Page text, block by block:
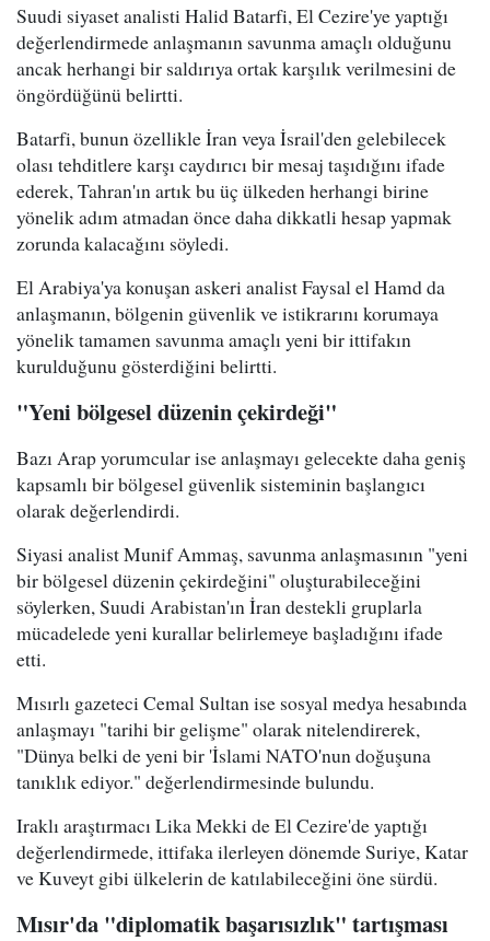
Suudi siyaset analisti Halid Batarfi, El Cezire'ye yaptığı
değerlendirmede anlaşmanın savunma amaçlı olduğunu
ancak herhangi bir saldırıya ortak karşılık verilmesini de
öngördüğünü belirtti.
Batarfi, bunun özellikle İran veya İsrail'den gelebilecek
olası tehditlere karşı caydırıcı bir mesaj taşıdığını ifade
ederek, Tahran'ın artık bu üç ülkeden herhangi birine
yönelik adım atmadan önce daha dikkatli hesap yapmak
zorunda kalacağını söyledi.
El Arabiya'ya konuşan askeri analist Faysal el Hamd da
anlaşmanın, bölgenin güvenlik ve istikrarını korumaya
yönelik tamamen savunma amaçlı yeni bir ittifakın
kurulduğunu gösterdiğini belirtti.
"Yeni bölgesel düzenin çekirdeği"
Bazı Arap yorumcular ise anlaşmayı gelecekte daha geniş
kapsamlı bir bölgesel güvenlik sisteminin başlangıcı
olarak değerlendirdi.
Siyasi analist Munif Ammaş, savunma anlaşmasının "yeni
bir bölgesel düzenin çekirdeğini" oluşturabileceğini
söylerken, Suudi Arabistan'ın İran destekli gruplarla
mücadelede yeni kurallar belirlemeye başladığını ifade
etti.
Mısırlı gazeteci Cemal Sultan ise sosyal medya hesabında
anlaşmayı "tarihi bir gelişme" olarak nitelendirerek,
"Dünya belki de yeni bir 'İslami NATO'nun doğuşuna
tanıklık ediyor." değerlendirmesinde bulundu.
Iraklı araştırmacı Lika Mekki de El Cezire'de yaptığı
değerlendirmede, ittifaka ilerleyen dönemde Suriye, Katar
ve Kuveyt gibi ülkelerin de katılabileceğini öne sürdü.
Mısır'da "diplomatik başarısızlık" tartışması